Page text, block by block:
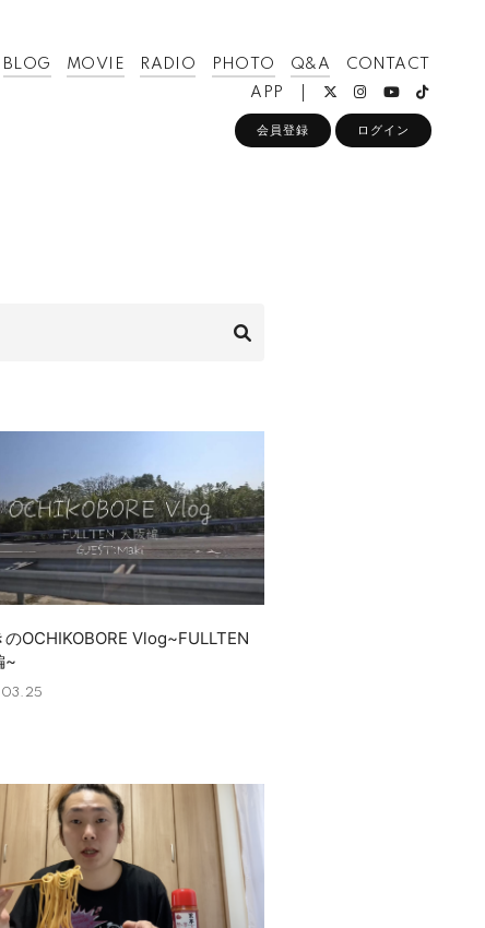
BLOG MOVIE RADIO PHOTO Q&A
CONTACT
APP
会員登録 ログイン
のOCHIKOBORE Vlog~FULLTEN
~